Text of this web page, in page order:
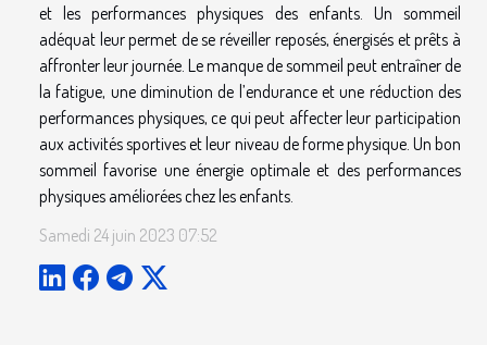
et les performances physiques des enfants. Un sommeil
adéquat leur permet de se réveiller reposés, énergisés et prêts à
affronter leur journée. Le manque de sommeil peut entraîner de
la fatigue, une diminution de l’endurance et une réduction des
performances physiques, ce qui peut affecter leur participation
aux activités sportives et leur niveau de forme physique. Un bon
sommeil favorise une énergie optimale et des performances
physiques améliorées chez les enfants.
Samedi 24 juin 2023 07:52